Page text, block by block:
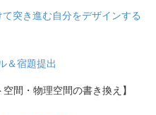
突き進む自分をデザインする
＆宿題提出
間・物理空間の書き換え】